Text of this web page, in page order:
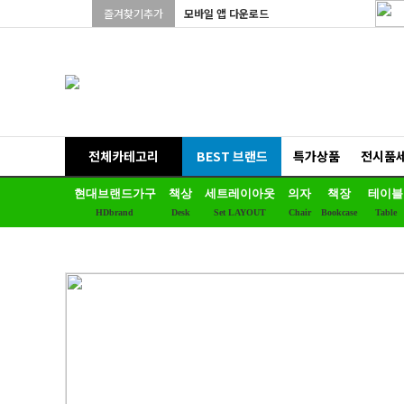
즐겨찾기추가 모바일 앱 다운로드
전체카테고리 BEST 브랜드 특가상품 전시품
현대브랜드가구
HDbrand
책상
Desk
세트레이아웃
Set LAYOUT
의자
Chair
책장
Bookcase
테이블
Table